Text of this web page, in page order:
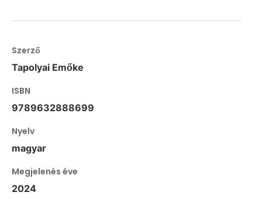
Szerző
Tapolyai Emőke
ISBN
9789632888699
Nyelv
magyar
Megjelenés éve
2024